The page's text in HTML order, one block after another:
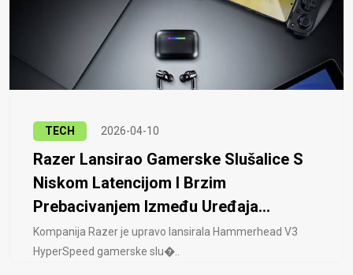
TECH 2026-04-10
Razer Lansirao Gamerske Slušalice S
Niskom Latencijom I Brzim
Prebacivanjem Između Uređaja...
Kompanija Razer je upravo lansirala Hammerhead V3
HyperSpeed ​​gamerske slu�..